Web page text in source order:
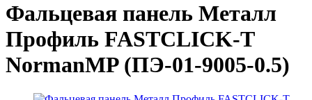
Фальцевая панель Металл
Профиль FASTCLICK-Т
NormanMP (ПЭ-01-9005-0.5)